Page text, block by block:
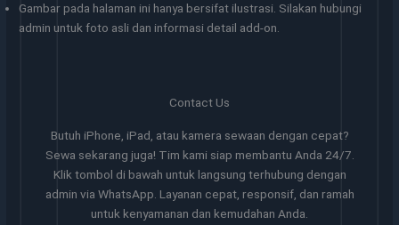
Gambar pada halaman ini hanya bersifat ilustrasi. Silakan hubungi
admin untuk foto asli dan informasi detail add-on.
Contact Us
Butuh iPhone, iPad, atau kamera sewaan dengan cepat?
Sewa sekarang juga! Tim kami siap membantu Anda 24/7.
Klik tombol di bawah untuk langsung terhubung dengan
admin via WhatsApp. Layanan cepat, responsif, dan ramah
untuk kenyamanan dan kemudahan Anda.